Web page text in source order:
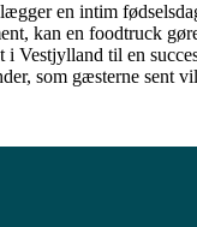
en intim
kan en foodtruck
i Vestjylland til en
som gæsterne sent